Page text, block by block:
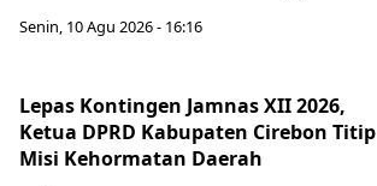
Senin, 10 Agu 2026 - 16:16
Lepas Kontingen Jamnas XII 2026,
Ketua DPRD Kabupaten Cirebon Titip
Misi Kehormatan Daerah